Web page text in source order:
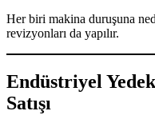
Her biri makina duruşuna
revizyonları da yapılır.
Endüstriyel
Satışı